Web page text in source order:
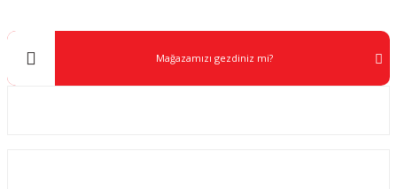
Mağazamızı gezdiniz mi?